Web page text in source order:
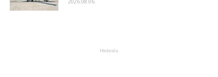
Hirdetés